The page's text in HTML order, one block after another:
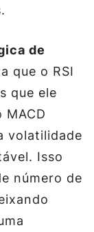
de
que o RSI
que ele
MACD
volatilidade
Isso
número de